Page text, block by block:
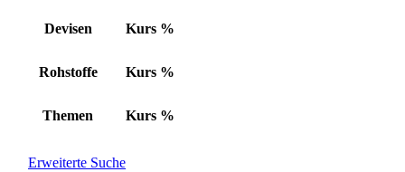
Devisen Kurs %
Rohstoffe Kurs %
Themen Kurs %
Erweiterte Suche